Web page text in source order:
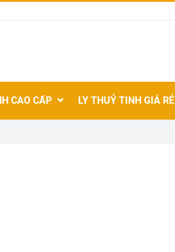
CAO CẤP LY THUỶ TINH GIÁ RẺ